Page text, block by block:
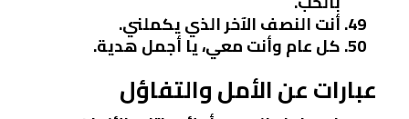
أنت النصف الآخر الذي يكملني.
كل عام وأنت معي، يا أجمل هدية.
عبارات عن الأمل والتفاؤل